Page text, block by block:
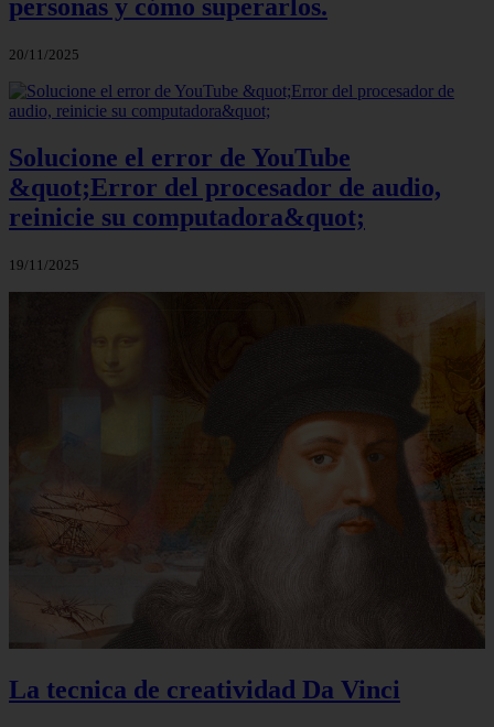
personas y cómo superarlos.
20/11/2025
Solucione el error de YouTube
&quot;Error del procesador de audio,
reinicie su computadora&quot;
19/11/2025
La tecnica de creatividad Da Vinci